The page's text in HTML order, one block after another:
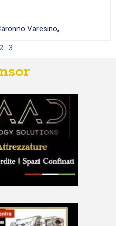
Varesino,
3